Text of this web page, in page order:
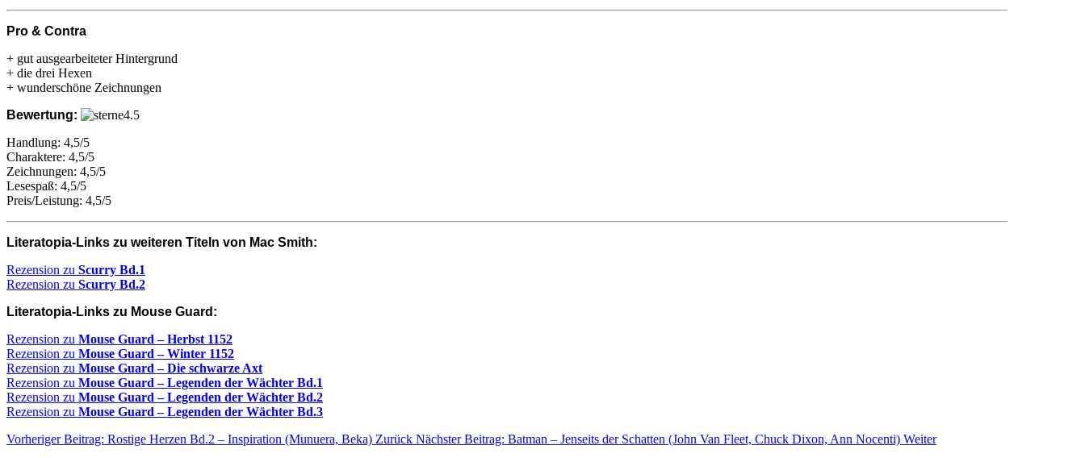
Pro & Contra
+ gut ausgearbeiteter Hintergrund
+ die drei Hexen
+ wunderschöne Zeichnungen
Bewertung:
Handlung: 4,5/5
Charaktere: 4,5/5
Zeichnungen: 4,5/5
Lesespaß: 4,5/5
Preis/Leistung: 4,5/5
Literatopia-Links zu weiteren Titeln von Mac Smith:
Rezension zu Scurry Bd.1
Rezension zu Scurry Bd.2
Literatopia-Links zu Mouse Guard:
Rezension zu Mouse Guard – Herbst 1152
Rezension zu Mouse Guard – Winter 1152
Rezension zu Mouse Guard – Die schwarze Axt
Rezension zu Mouse Guard – Legenden der Wächter Bd.1
Rezension zu Mouse Guard – Legenden der Wächter Bd.2
Rezension zu Mouse Guard – Legenden der Wächter Bd.3
Vorheriger Beitrag: Rostige Herzen Bd.2 – Inspiration (Munuera, Beka) Zurück Nächster Beitrag: Batman – Jenseits der Schatten (John Van Fleet, Chuck Dixon, Ann Nocenti) Weiter